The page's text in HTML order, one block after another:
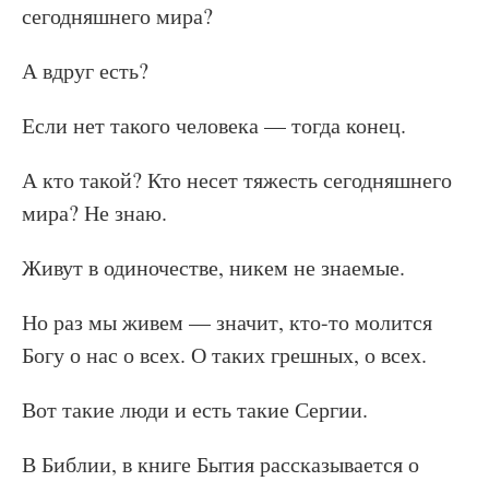
сегодняшнего мира?
А вдруг есть?
Если нет такого человека — тогда конец.
А кто такой? Кто несет тяжесть сегодняшнего
мира? Не знаю.
Живут в одиночестве, никем не знаемые.
Но раз мы живем — значит, кто-то молится
Богу о нас о всех. О таких грешных, о всех.
Вот такие люди и есть такие Сергии.
В Библии, в книге Бытия рассказывается о